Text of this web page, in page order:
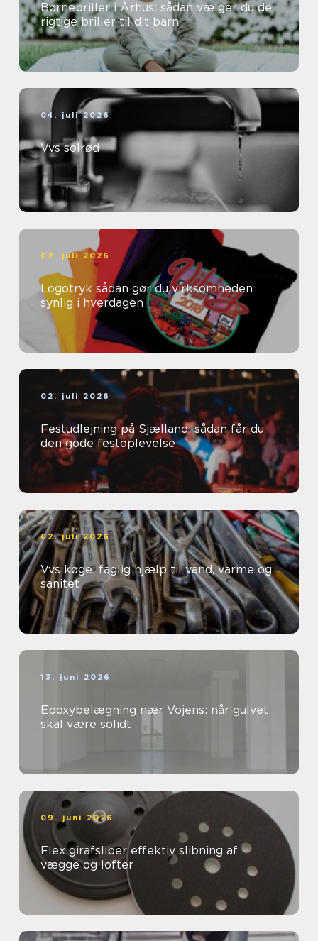
Børnebriller i Århus: sådan vælger du de
rigtige briller til dit barn
04. juli 2026
Vvs solrød
02. juli 2026
Logotryk sådan gør du virksomheden
synlig i hverdagen
02. juli 2026
Festudlejning på Sjælland: sådan får du
den gode festoplevelse
02. juli 2026
Vvs køge: faglig hjælp til vand, varme og
sanitet
13. juni 2026
Epoxybelægning nær Vojens: når gulvet
skal være solidt
09. juni 2026
Flex girafsliber effektiv slibning af
vægge og lofter